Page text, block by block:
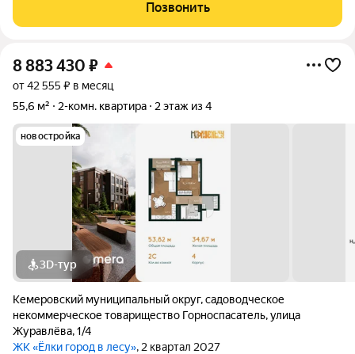
квартиры для жизни с первого
Позвонить
8 883 430 ₽
от 42 555 ₽ в месяц
55,6 м²
2-комн. квартира 2 этаж из 4
новостройка
3D-тур
Кемеровский муниципальный округ,садоводческое
некоммерческое товарищество Горноспасатель,улица
Журавлёва,1/4
ЖК «Ёлки город в лесу», 2 квартал 2027